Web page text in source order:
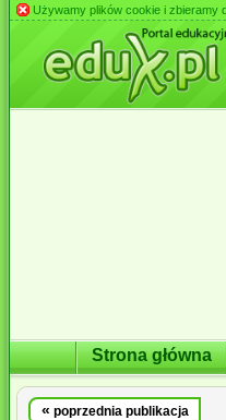
Używamy plików cookie i zbieramy
Strona główna
« poprzednia publikacja